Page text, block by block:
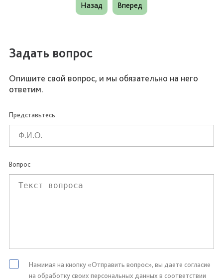
Назад Вперед
Задать вопрос
Опишите свой вопрос, и мы обязательно на него
ответим.
Представьтесь
Вопрос
Нажимая на кнопку «Отправить вопрос», вы даете согласие
на обработку своих персональных данных в соответствии